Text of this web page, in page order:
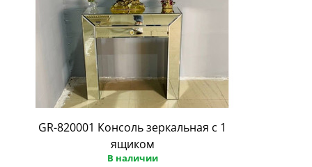
GR-820001 Консоль зеркальная с 1
ящиком
В наличии